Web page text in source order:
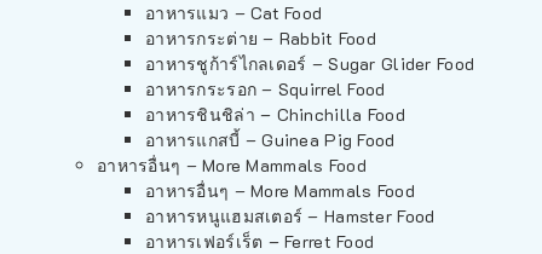
อาหารแมว – Cat Food
อาหารกระต่าย – Rabbit Food
อาหารชูก้าร์ไกลเดอร์ – Sugar Glider Food
อาหารกระรอก – Squirrel Food
อาหารชินชิล่า – Chinchilla Food
อาหารแกสบี้ – Guinea Pig Food
อาหารอื่นๆ – More Mammals Food
อาหารอื่นๆ – More Mammals Food
อาหารหนูแฮมสเตอร์ – Hamster Food
อาหารเฟอร์เร็ต – Ferret Food